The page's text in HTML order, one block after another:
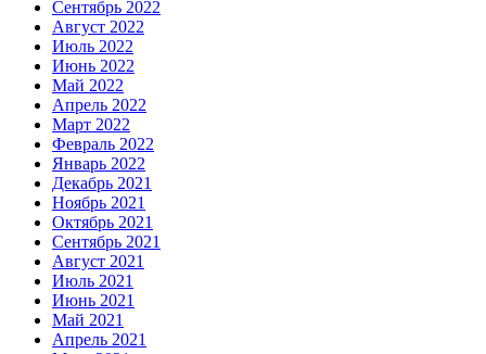
Сентябрь 2022
Август 2022
Июль 2022
Июнь 2022
Май 2022
Апрель 2022
Март 2022
Февраль 2022
Январь 2022
Декабрь 2021
Ноябрь 2021
Октябрь 2021
Сентябрь 2021
Август 2021
Июль 2021
Июнь 2021
Май 2021
Апрель 2021